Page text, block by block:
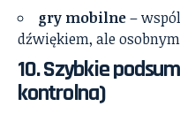
gry mobilne–
dźwiękiem, ale
10. Szybkie
kontrolna)